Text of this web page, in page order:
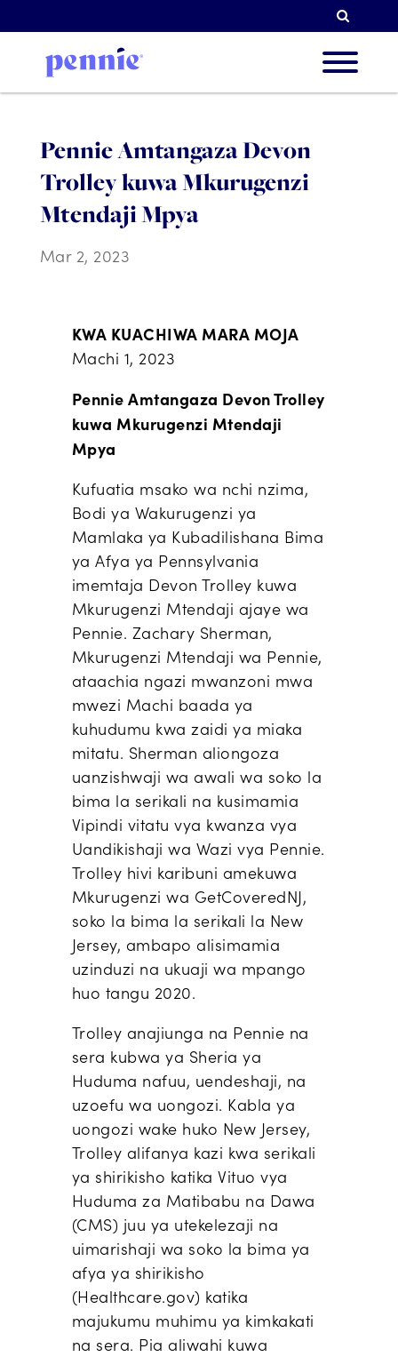
Pennie Amtangaza Devon
Trolley kuwa Mkurugenzi
Mtendaji Mpya
Mar 2, 2023
KWA KUACHIWA MARA MOJA
Machi 1, 2023
Pennie Amtangaza Devon Trolley
kuwa Mkurugenzi Mtendaji
Mpya
Kufuatia msako wa nchi nzima,
Bodi ya Wakurugenzi ya
Mamlaka ya Kubadilishana Bima
ya Afya ya Pennsylvania
imemtaja Devon Trolley kuwa
Mkurugenzi Mtendaji ajaye wa
Pennie. Zachary Sherman,
Mkurugenzi Mtendaji wa Pennie,
ataachia ngazi mwanzoni mwa
mwezi Machi baada ya
kuhudumu kwa zaidi ya miaka
mitatu. Sherman aliongoza
uanzishwaji wa awali wa soko la
bima la serikali na kusimamia
Vipindi vitatu vya kwanza vya
Uandikishaji wa Wazi vya Pennie.
Trolley hivi karibuni amekuwa
Mkurugenzi wa GetCoveredNJ,
soko la bima la serikali la New
Jersey, ambapo alisimamia
uzinduzi na ukuaji wa mpango
huo tangu 2020.
Trolley anajiunga na Pennie na
sera kubwa ya Sheria ya
Huduma nafuu, uendeshaji, na
uzoefu wa uongozi. Kabla ya
uongozi wake huko New Jersey,
Trolley alifanya kazi kwa serikali
ya shirikisho katika Vituo vya
Huduma za Matibabu na Dawa
(CMS) juu ya utekelezaji na
uimarishaji wa soko la bima ya
afya ya shirikisho
(Healthcare.gov) katika
majukumu muhimu ya kimkakati
na sera. Pia aliwahi kuwa